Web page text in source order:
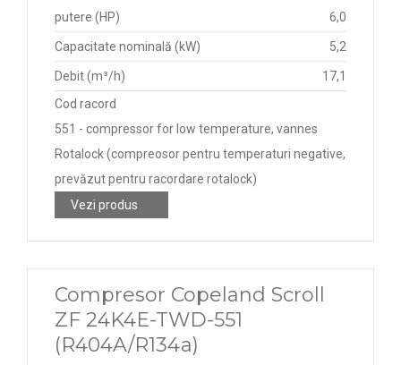
putere (HP)
6,0
Capacitate nominală (kW) 5,2
Debit (m³/h)
17,1
Cod racord
551 - compressor for low temperature, vannes
Rotalock (compreosor pentru temperaturi negative,
prevăzut pentru racordare rotalock)
Vezi produs
Compresor Copeland Scroll
ZF 24K4E-TWD-551
(R404A/R134a)